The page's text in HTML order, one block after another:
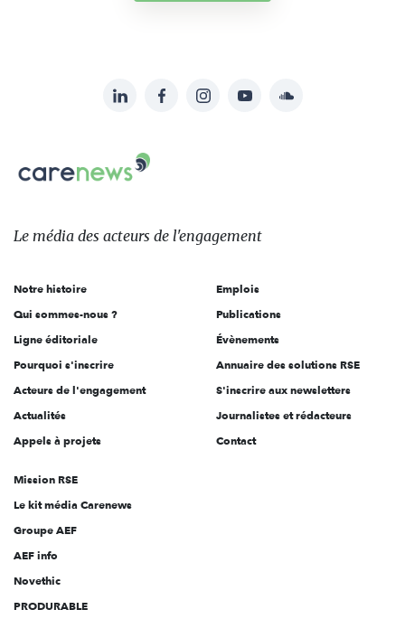
sur:
LinkedInFacebookInstagramYouTubeSoundcloud
Carenews,
Le
des
l'engagement
Le média des acteurs de l'engagement
Notre histoire
Qui sommes-nous ?
Ligne éditoriale
Pourquoi s'inscrire
Acteurs de l'engagement
Actualités
Appels à projets
Emplois
Publications
Évènements
Annuaire des solutions RSE
S'inscrire aux newsletters
Journalistes et rédacteurs
Contact
Mission RSE
Le kit média Carenews
Groupe AEF
AEF info
Novethic
PRODURABLE